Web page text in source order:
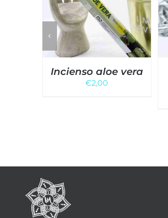
Incienso aloe vera
€2,00